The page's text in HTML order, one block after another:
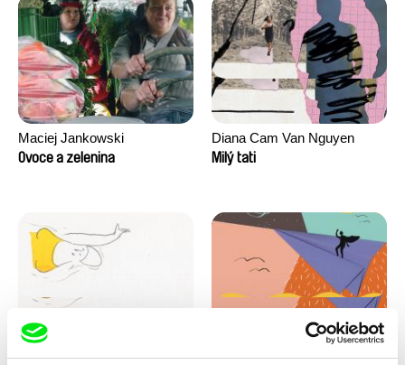
Maciej Jankowski
Ovoce a zelenina
Diana Cam Van Nguyen
Milý tati
Marion Auvin